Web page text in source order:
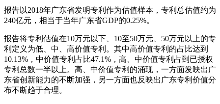
报告以2018年广东省发明专利作为估值样本，专利总估值约为
240亿元，相当于当年广东省GDP的0.25%。
报告将专利估值在10万元以下、10至50万元、50万元以上的专
利定义为低、中、高价值专利。其中高价值专利的占比达到
10.13%，中价值专利占比47.1%，高、中价值专利占到已授权
专利总数一半以上。高、中价值专利的涌现，一方面发映出广
东省创新能力的不断加强，另一方面也反映出广东专利价值分
布不断趋于合理。